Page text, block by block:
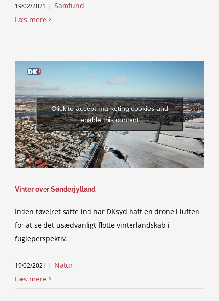
19/02/2021 | Samfund
Læs mere
Click to accept marketing cookies and
enable this content
Vinter over Sønderjylland
Inden tøvejret satte ind har DKsyd haft en drone i luften
for at se det usædvanligt flotte vinterlandskab i
fugleperspektiv.
19/02/2021 | Natur
Læs mere